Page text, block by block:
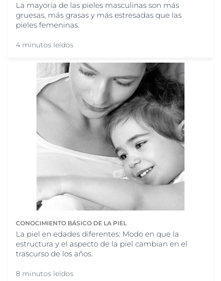
La mayoría de las pieles masculinas son más
gruesas, más grasas y más estresadas que las
pieles femeninas.
4 minutos leídos
CONOCIMIENTO BÁSICO DE LA PIEL
La piel en edades diferentes: Modo en que la
estructura y el aspecto de la piel cambian en el
trascurso de los años.
8 minutos leídos